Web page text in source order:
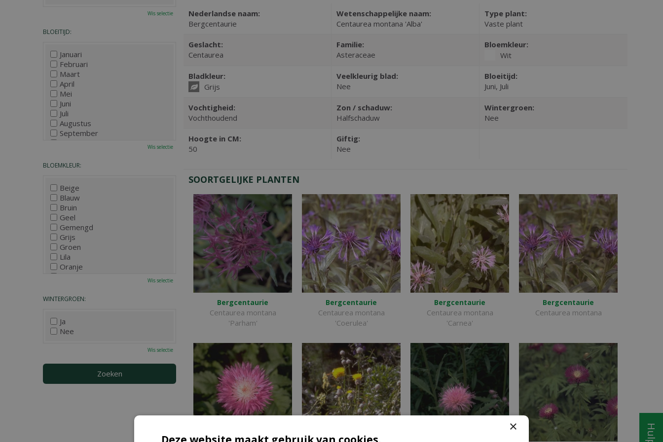
Nederlandse naam:
Bergcentaurie
Wetenschappelijke naam:
Centaurea montana 'Alba'
Type plant:
Vaste plant
Geslacht:
Centaurea
Familie:
Asteraceae
Bloemkleur:
Wit
Bladkleur:
Grijs
Veelkleurig blad:
Nee
Bloeitijd:
Juni, Juli
Vochtigheid:
Vochthoudend
Zon / schaduw:
Halfschaduw
Wintergroen:
Nee
Hoogte in CM:
50
Giftig:
Nee
SOORTGELIJKE PLANTEN
Bergcentaurie
Centaurea montana
'Parham'
Bergcentaurie
Centaurea montana
'Coerulea'
Bergcentaurie
Centaurea montana
'Carnea'
Bergcentaurie
Centaurea montana
Wis selectie
BLOEITIJD:
Januari
Februari
Maart
April
Mei
Juni
Juli
Augustus
September
December
Wis selectie
BLOEMKLEUR:
Beige
Blauw
Bruin
Geel
Gemengd
Grijs
Groen
Lila
Oranje
Roze
Wis selectie
WINTERGROEN:
Ja
Nee
Wis selectie
×